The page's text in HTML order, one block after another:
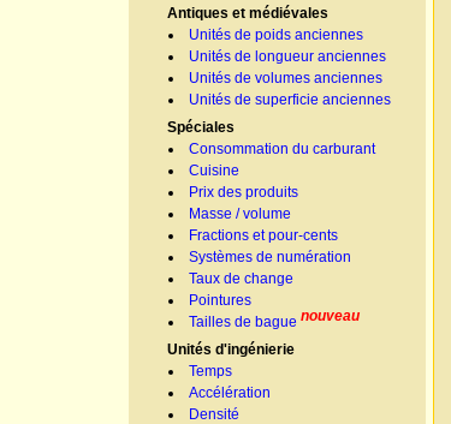
Antiques et médiévales
Unités de poids anciennes
Unités de longueur anciennes
Unités de volumes anciennes
Unités de superficie anciennes
Spéciales
Consommation du carburant
Cuisine
Prix des produits
Masse / volume
Fractions et pour-cents
Systèmes de numération
Taux de change
Pointures
Tailles de bague nouveau
Unités d'ingénierie
Temps
Accélération
Densité